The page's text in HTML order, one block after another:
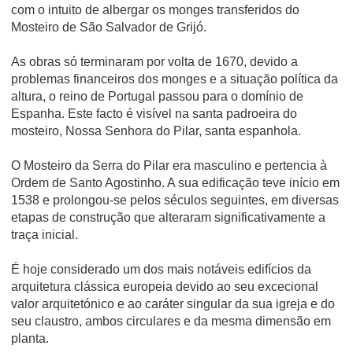
com o intuito de albergar os monges transferidos do
Mosteiro de São Salvador de Grijó.
As obras só terminaram por volta de 1670, devido a
problemas financeiros dos monges e a situação política da
altura, o reino de Portugal passou para o domínio de
Espanha. Este facto é visível na santa padroeira do
mosteiro, Nossa Senhora do Pilar, santa espanhola.
O Mosteiro da Serra do Pilar era masculino e pertencia à
Ordem de Santo Agostinho. A sua edificação teve iní­cio em
1538 e prolongou-se pelos séculos seguintes, em diversas
etapas de construção que alteraram significativamente a
traça inicial.
É hoje considerado um dos mais notáveis edifí­cios da
arquitetura clássica europeia devido ao seu excecional
valor arquitetónico e ao caráter singular da sua igreja e do
seu claustro, ambos circulares e da mesma dimensão em
planta.